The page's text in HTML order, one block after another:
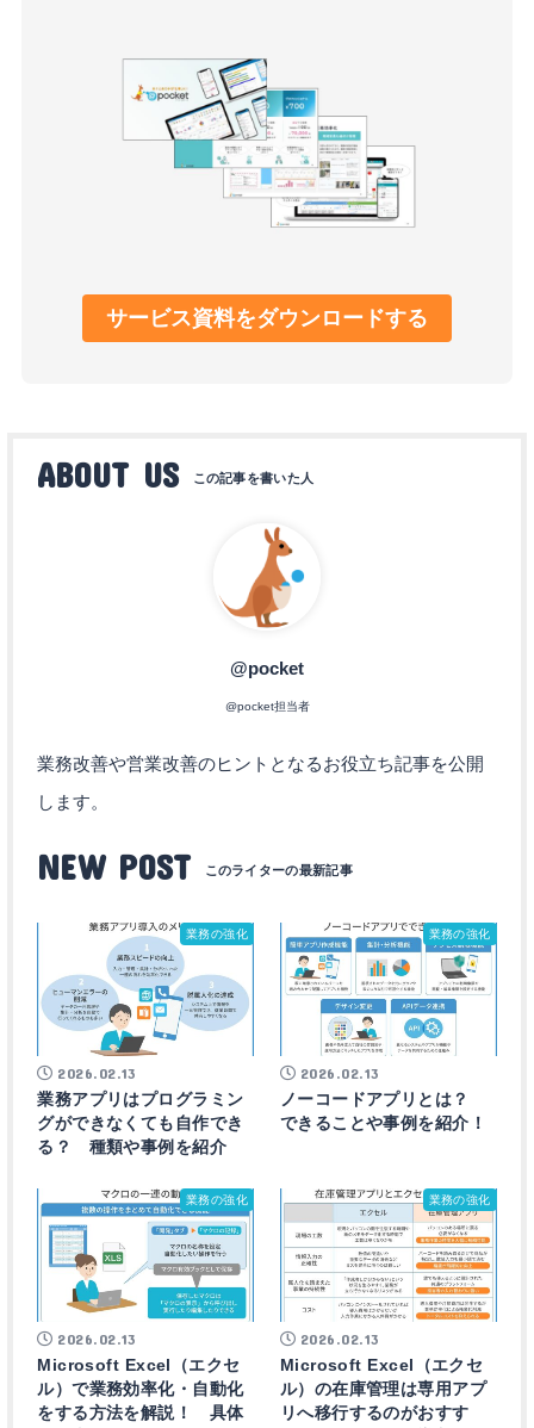
サービス資料をダウンロードする
ABOUT US
@pocket
@pocket担当者
業務改善や営業改善のヒントとなるお役立ち記事を公開
します。
NEW POST
業務の強化
2026.02.13
業務アプリはプログラミン
グができなくても自作でき
る？ 種類や事例を紹介
業務の強化
2026.02.13
ノーコードアプリとは？
できることや事例を紹介！
業務の強化
2026.02.13
Microsoft Excel（エクセ
ル）で業務効率化・自動化
をする方法を解説！ 具体
業務の強化
2026.02.13
Microsoft Excel（エクセ
ル）の在庫管理は専用アプ
リへ移行するのがおすす